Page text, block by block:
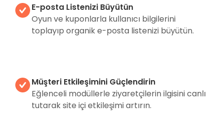
E-posta Listenizi Büyütün
Oyun ve kuponlarla kullanıcı bilgilerini
toplayıp organik e-posta listenizi büyütün.
Müşteri Etkileşimini Güçlendirin
Eğlenceli modüllerle ziyaretçilerin ilgisini canlı
tutarak site içi etkileşimi artırın.